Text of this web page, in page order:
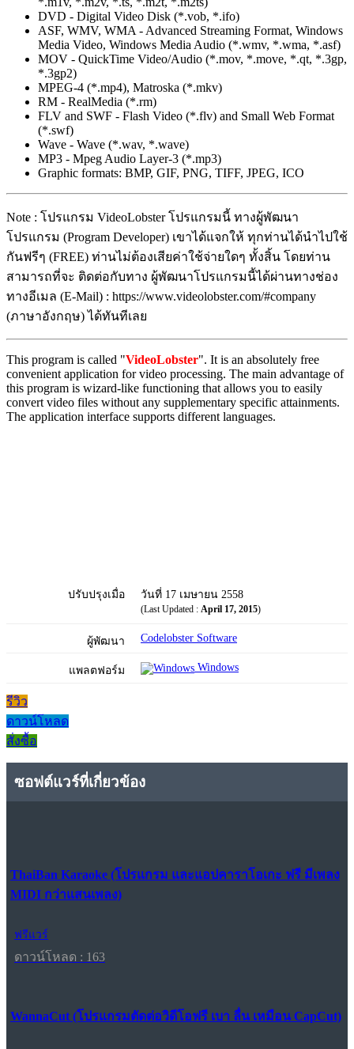
DVD - Digital Video Disk (*.vob, *.ifo)
ASF, WMV, WMA - Advanced Streaming Format, Windows
Media Video, Windows Media Audio (*.wmv, *.wma, *.asf)
MOV - QuickTime Video/Audio (*.mov, *.move, *.qt, *.3gp,
*.3gp2)
MPEG-4 (*.mp4), Matroska (*.mkv)
RM - RealMedia (*.rm)
FLV and SWF - Flash Video (*.flv) and Small Web Format
(*.swf)
Wave - Wave (*.wav, *.wave)
MP3 - Mpeg Audio Layer-3 (*.mp3)
Graphic formats: BMP, GIF, PNG, TIFF, JPEG, ICO
Note : โปรแกรม VideoLobster โปรแกรมนี้ ทางผู้พัฒนา
โปรแกรม (Program Developer) เขาได้แจกให้ ทุกท่านได้นำไปใช้
กันฟรีๆ (FREE) ท่านไม่ต้องเสียค่าใช้จ่ายใดๆ ทั้งสิ้น โดยท่าน
สามารถที่จะ ติดต่อกับทาง ผู้พัฒนาโปรแกรมนี้ได้ผ่านทางช่อง
ทางอีเมล (E-Mail) : https://www.videolobster.com/#company
(ภาษาอังกฤษ) ได้ทันทีเลย
This program is called "VideoLobster". It is an absolutely free
convenient application for video processing. The main advantage of
this program is wizard-like functioning that allows you to easily
convert video files without any supplementary specific attainments.
The application interface supports different languages.
ปรับปรุงเมื่อ วันที่ 17 เมษายน 2558
(Last Updated : April 17, 2015)
ผู้พัฒนา Codelobster Software
แพลตฟอร์ม Windows
รีวิว
ดาวน์โหลด
สั่งซื้อ
ซอฟต์แวร์ที่เกี่ยวข้อง
ThaiBan Karaoke (โปรแกรม และแอปคาราโอเกะ ฟรี มีเพลง
MIDI กว่าแสนเพลง)
ฟรีแวร์
ดาวน์โหลด : 163
WannaCut (โปรแกรมตัดต่อวิดีโอฟรี เบา ลื่น เหมือน CapCut)